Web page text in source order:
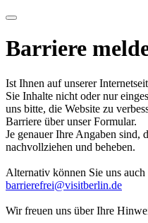
Barriere
Ist Ihnen auf unserer
Sie Inhalte nicht oder nur
uns bitte, die Website zu
Barriere über unser Formular.
Je genauer Ihre Angaben sind,
nachvollziehen und beheben.
Alternativ können Sie uns
barrierefrei@visitberlin.de
Wir freuen uns über Ihre